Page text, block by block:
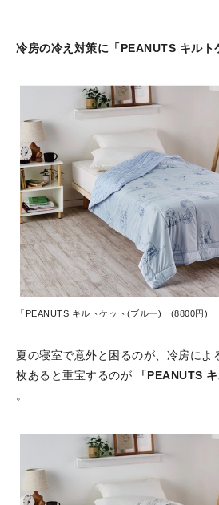
冷房の冷え対策に「PEANUTS キルト
「PEANUTS キルトケット(ブルー)」(8800円)
夏の寝室で意外と困るのが、冷房によ
枚あると重宝するのが
「PEANUTS
。